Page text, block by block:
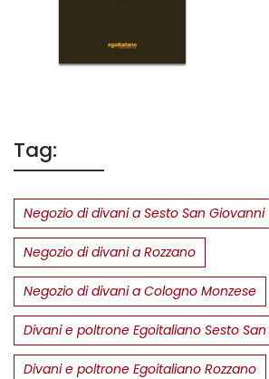
Tag:
Negozio di divani a Sesto San Giovanni
Negozio di divani a Rozzano
Negozio di divani a Cologno Monzese
Divani e poltrone Egoitaliano Sesto
Divani e poltrone Egoitaliano Rozzano